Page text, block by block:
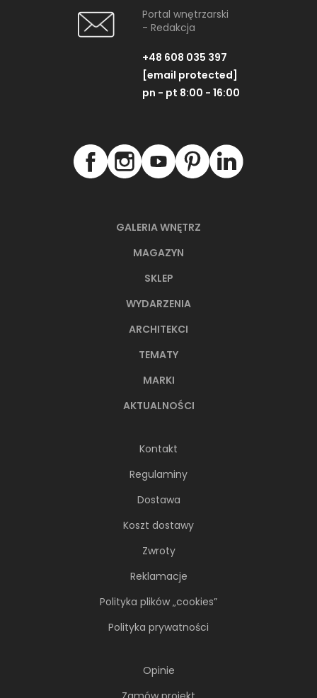
GALERIA WNĘTRZ
MAGAZYN
SKLEP
WYDARZENIA
ARCHITEKCI
TEMATY
MARKI
AKTUALNOŚCI
Kontakt
Regulaminy
Dostawa
Koszt dostawy
Zwroty
Reklamacje
Polityka plików „cookies”
Polityka prywatności
Opinie
Portal wnętrzarski
- Redakcja
+48 608 035 397
[email protected]
pn - pt 8:00 - 16:00